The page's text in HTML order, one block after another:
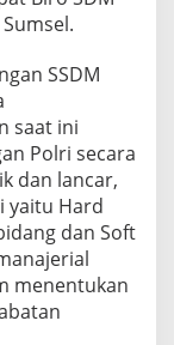
SSDM
saat ini
Polri secara
dan lancar,
yaitu Hard
dan Soft
menentukan